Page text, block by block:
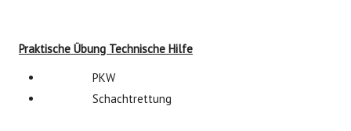
Praktische Übung Technische Hilfe
PKW
Schachtrettung